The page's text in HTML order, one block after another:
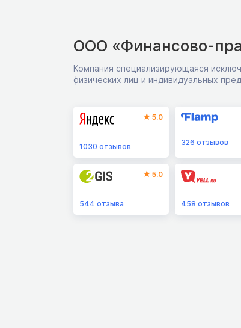
ООО «Финансово-
Компания специализирующаяся
физических лиц и индивидуальных
5.0
1030 отзывов 326 отзывов
5.0
544 отзыва 458 отзывов